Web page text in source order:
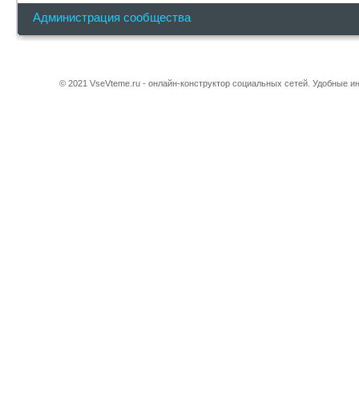
Администрация сообщества
© 2021 VseVteme.ru - онлайн-конструктор социальных сетей. Удобные